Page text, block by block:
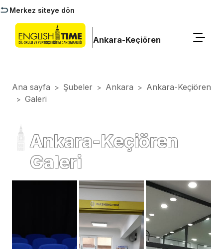
Merkez siteye dön
Ankara-Keçiören
Ana sayfa > Şubeler > Ankara > Ankara-Keçiören
> Galeri
Ankara-Keçiören
Galeri